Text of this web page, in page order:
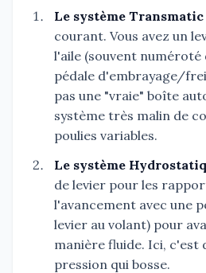
Le système Transmatic
courant. Vous avez un
l'aile (souvent numéroté
pédale d'embrayage/
pas une "vraie" boîte
système très malin de
poulies variables.
Le système
de levier pour les
l'avancement avec une
levier au volant) pour
manière fluide. Ici, c'est
pression qui bosse.